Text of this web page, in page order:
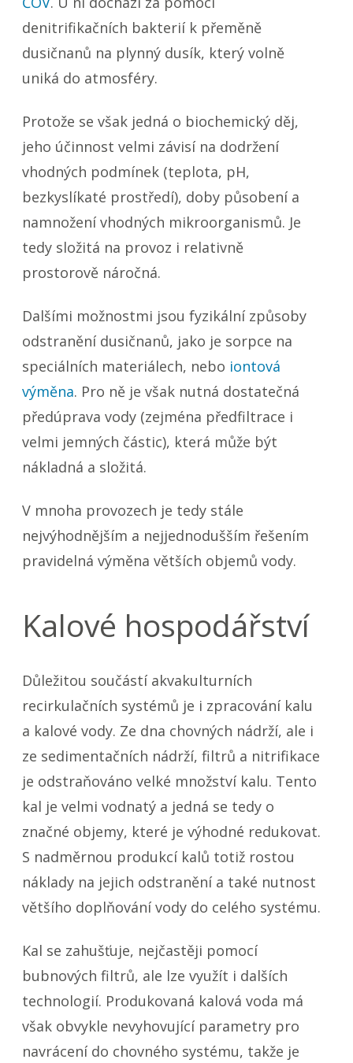
denitrifikačních bakterií k přeměně
dusičnanů na plynný dusík, který volně
uniká do atmosféry.
Protože se však jedná o biochemický děj,
jeho účinnost velmi závisí na dodržení
vhodných podmínek (teplota, pH,
bezkyslíkaté prostředí), doby působení a
namnožení vhodných mikroorganismů. Je
tedy složitá na provoz i relativně
prostorově náročná.
Dalšími možnostmi jsou fyzikální způsoby
odstranění dusičnanů, jako je sorpce na
speciálních materiálech, nebo iontová
výměna. Pro ně je však nutná dostatečná
předúprava vody (zejména předfiltrace i
velmi jemných částic), která může být
nákladná a složitá.
V mnoha provozech je tedy stále
nejvýhodnějším a nejjednodušším řešením
pravidelná výměna větších objemů vody.
Kalové hospodářství
Důležitou součástí akvakulturních
recirkulačních systémů je i zpracování kalu
a kalové vody. Ze dna chovných nádrží, ale i
ze sedimentačních nádrží, filtrů a nitrifikace
je odstraňováno velké množství kalu. Tento
kal je velmi vodnatý a jedná se tedy o
značné objemy, které je výhodné redukovat.
S nadměrnou produkcí kalů totiž rostou
náklady na jejich odstranění a také nutnost
většího doplňování vody do celého systému.
Kal se zahušťuje, nejčastěji pomocí
bubnových filtrů, ale lze využít i dalších
technologií. Produkovaná kalová voda má
však obvykle nevyhovující parametry pro
navrácení do chovného systému, takže je